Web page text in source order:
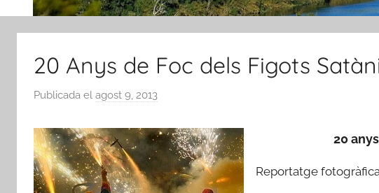
20 Anys de Foc dels Figots
Publicada el agost 9, 2013
r
A
i
20
Reportatge